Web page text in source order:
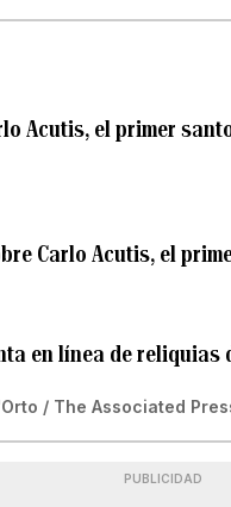
Acutis, el primer
Carlo Acutis, el
en línea de reliquias
/ The Associated
PUBLICIDAD